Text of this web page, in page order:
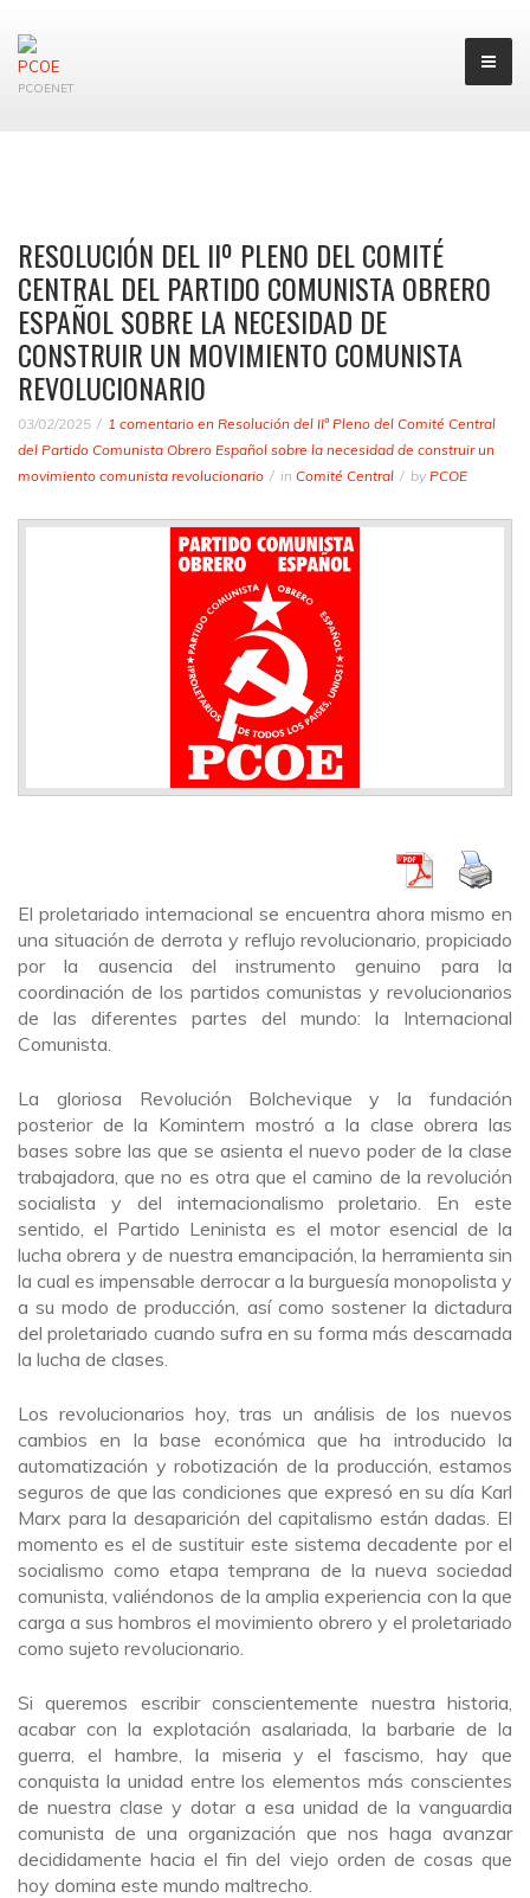
PCOENET
RESOLUCIÓN DEL IIº PLENO DEL COMITÉ
CENTRAL DEL PARTIDO COMUNISTA OBRERO
ESPAÑOL SOBRE LA NECESIDAD DE
CONSTRUIR UN MOVIMIENTO COMUNISTA
REVOLUCIONARIO
03/02/2025 1 comentario en Resolución del IIº Pleno del Comité Central
del Partido Comunista Obrero Español sobre la necesidad de construir un
movimiento comunista revolucionario
in Comité Central by PCOE
El proletariado internacional se encuentra ahora mismo en
una situación de derrota y reflujo revolucionario, propiciado
por la ausencia del instrumento genuino para la
coordinación de los partidos comunistas y revolucionarios
de las diferentes partes del mundo: la Internacional
Comunista.
La gloriosa Revolución Bolchevique y la fundación
posterior de la Komintern mostró a la clase obrera las
bases sobre las que se asienta el nuevo poder de la clase
trabajadora, que no es otra que el camino de la revolución
socialista y del internacionalismo proletario. En este
sentido, el Partido Leninista es el motor esencial de la
lucha obrera y de nuestra emancipación, la herramienta sin
la cual es impensable derrocar a la burguesía monopolista y
a su modo de producción, así como sostener la dictadura
del proletariado cuando sufra en su forma más descarnada
la lucha de clases.
Los revolucionarios hoy, tras un análisis de los nuevos
cambios en la base económica que ha introducido la
automatización y robotización de la producción, estamos
seguros de que las condiciones que expresó en su día Karl
Marx para la desaparición del capitalismo están dadas. El
momento es el de sustituir este sistema decadente por el
socialismo como etapa temprana de la nueva sociedad
comunista, valiéndonos de la amplia experiencia con la que
carga a sus hombros el movimiento obrero y el proletariado
como sujeto revolucionario.
Si queremos escribir conscientemente nuestra historia,
acabar con la explotación asalariada, la barbarie de la
guerra, el hambre, la miseria y el fascismo, hay que
conquista la unidad entre los elementos más conscientes
de nuestra clase y dotar a esa unidad de la vanguardia
comunista de una organización que nos haga avanzar
decididamente hacia el fin del viejo orden de cosas que
hoy domina este mundo maltrecho.